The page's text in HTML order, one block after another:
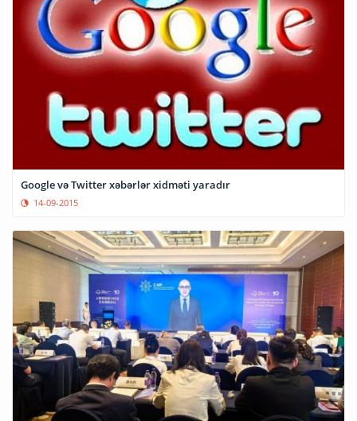
Google və Twitter xəbərlər xidməti yaradır
14-09-2015